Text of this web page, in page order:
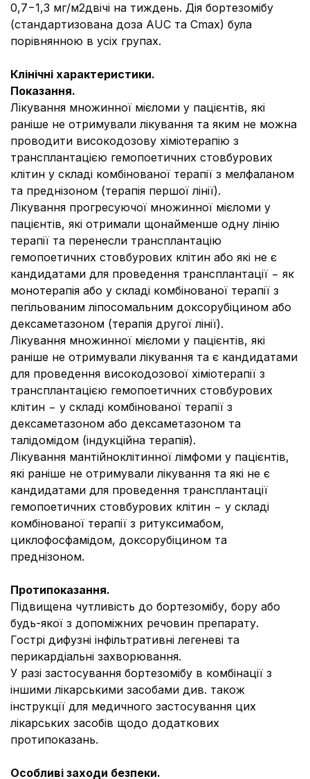
0,7−1,3 мг/м2двічі на тиждень. Дія бортезомібу
(стандартизована доза AUC та Cmax) була
порівнянною в усіх групах.
Клінічні характеристики.
Показання.
Лікування множинної мієломи у пацієнтів, які
раніше не отримували лікування та яким не можна
проводити високодозову хіміотерапію з
трансплантацією гемопоетичних стовбурових
клітин у складі комбінованої терапії з мелфаланом
та преднізоном (терапія першої лінії).
Лікування прогресуючої множинної мієломи у
пацієнтів, які отримали щонайменше одну лінію
терапії та перенесли трансплантацію
гемопоетичних стовбурових клітин або які не є
кандидатами для проведення трансплантації − як
монотерапія або у складі комбінованої терапії з
пегільованим ліпосомальним доксорубіцином або
дексаметазоном (терапія другої лінії).
Лікування множинної мієломи у пацієнтів, які
раніше не отримували лікування та є кандидатами
для проведення високодозової хіміотерапії з
трансплантацією гемопоетичних стовбурових
клітин − у складі комбінованої терапії з
дексаметазоном або дексаметазоном та
талідомідом (індукційна терапія).
Лікування мантійноклітинної лімфоми у пацієнтів,
які раніше не отримували лікування та які не є
кандидатами для проведення трансплантації
гемопоетичних стовбурових клітин − у складі
комбінованої терапії з ритуксимабом,
циклофосфамідом, доксорубіцином та
преднізоном.
Протипоказання.
Підвищена чутливість до бортезомібу, бору або
будь-якої з допоміжних речовин препарату.
Гострі дифузні інфільтративні легеневі та
перикардіальні захворювання.
У разі застосування бортезомібу в комбінації з
іншими лікарськими засобами див. також
інструкції для медичного застосування цих
лікарських засобів щодо додаткових
протипоказань.
Особливі заходи безпеки.